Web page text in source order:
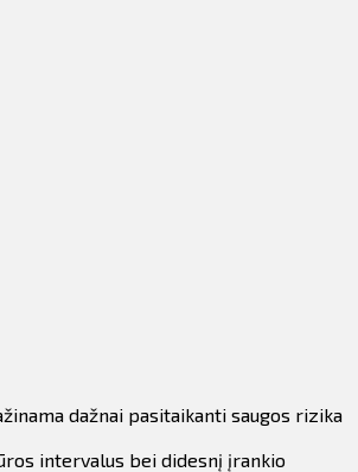
dažnai pasitaikanti saugos rizika
intervalus bei didesnį įrankio